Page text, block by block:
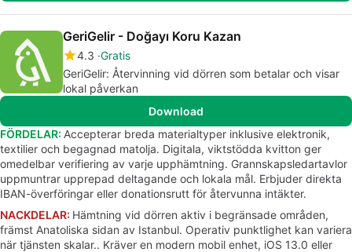
GeriGelir - Doğayı Koru Kazan
4.3 Gratis
GeriGelir: Återvinning vid dörren som betalar och visar
lokal påverkan
Download
FÖRDELAR: Accepterar breda materialtyper inklusive elektronik,
textilier och begagnad matolja. Digitala, viktstödda kvitton ger
omedelbar verifiering av varje upphämtning. Grannskapsledartavlor
uppmuntrar upprepad deltagande och lokala mål. Erbjuder direkta
IBAN-överföringar eller donationsrutt för återvunna intäkter.
NACKDELAR: Hämtning vid dörren aktiv i begränsade områden,
främst Anatoliska sidan av Istanbul. Operativ punktlighet kan variera
när tjänsten skalar.. Kräver en modern mobil enhet, iOS 13.0 eller